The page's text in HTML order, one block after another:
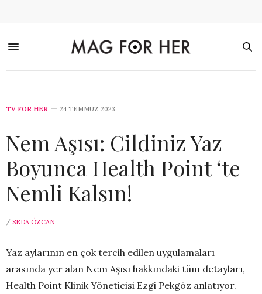
TV FOR HER 24 TEMMUZ 2023
Nem Aşısı: Cildiniz Yaz
Boyunca Health Point ‘te
Nemli Kalsın!
/ SEDA ÖZCAN
Yaz aylarının en çok tercih edilen uygulamaları
arasında yer alan Nem Aşısı hakkındaki tüm detayları,
Health Point Klinik Yöneticisi Ezgi Pekgöz anlatıyor.